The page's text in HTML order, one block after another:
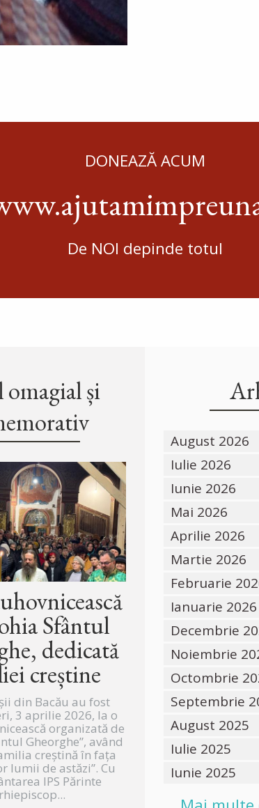
DONEAZĂ ACUM
De NOI depinde totul
și
Sfântul
dedicată
creștine
din Bacău au fost
3 aprilie 2026, la o
organizată de
Gheorghe”, având
creștină în fața
lumii de astăzi”. Cu
IPS Părinte
August 2026
Iulie 2026
Iunie 2026
Mai 2026
Aprilie 2026
Martie 2026
Februarie
Ianuarie 2026
Decembrie
Noiembrie
Octombrie
Septembrie
August 2025
Iulie 2025
Iunie 2025